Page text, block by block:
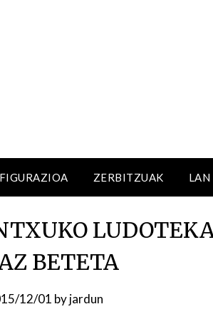
ZERBITZUAK
BETETA
12/01 byjardun